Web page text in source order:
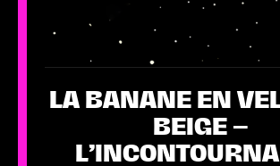
LA BANANE EN
BEIGE –